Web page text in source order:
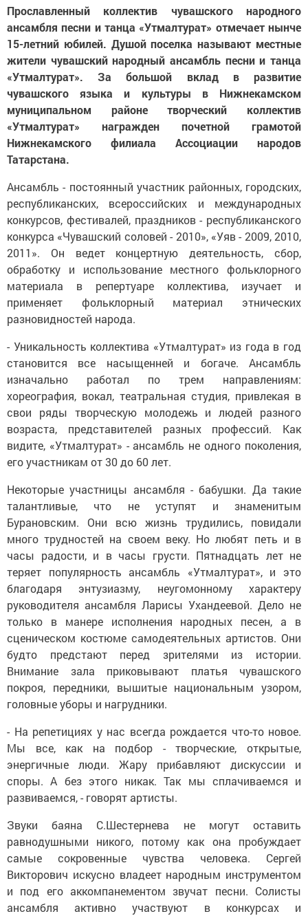
Прославленный коллектив чувашского народного
ансамбля песни и танца «Утмалтурат» отмечает нынче
15-летний юбилей. Душой поселка называют местные
жители чувашский народный ансамбль песни и танца
«Утмалтурат». За большой вклад в развитие
чувашского языка и культуры в Нижнекамском
муниципальном районе творческий коллектив
«Утмалтурат» награжден почетной грамотой
Нижнекамского филиала Ассоциации народов
Татарстана.
Ансамбль - постоянный участник районных, городских,
республиканских, всероссийских и международных
конкурсов, фестивалей, праздников - республиканского
конкурса «Чувашский соловей - 2010», «Уяв - 2009, 2010,
2011». Он ведет концертную деятельность, сбор,
обработку и использование местного фольклорного
материала в репертуаре коллектива, изучает и
применяет фольклорный материал этнических
разновидностей народа.
- Уникальность коллектива «Утмалтурат» из года в год
становится все насыщенней и богаче. Ансамбль
изначально работал по трем направлениям:
хореография, вокал, театральная студия, привлекая в
свои ряды творческую молодежь и людей разного
возраста, представителей разных профессий. Как
видите, «Утмалтурат» - ансамбль не одного поколения,
его участникам от 30 до 60 лет.
Некоторые участницы ансамбля - бабушки. Да такие
талантливые, что не уступят и знаменитым
Бурановским. Они всю жизнь трудились, повидали
много трудностей на своем веку. Но любят петь и в
часы радости, и в часы грусти. Пятнадцать лет не
теряет популярность ансамбль «Утмалтурат», и это
благодаря энтузиазму, неугомонному характеру
руководителя ансамбля Ларисы Ухандеевой. Дело не
только в манере исполнения народных песен, а в
сценическом костюме самодеятельных артистов. Они
будто предстают перед зрителями из истории.
Внимание зала приковывают платья чувашского
покроя, передники, вышитые национальным узором,
головные уборы и нагрудники.
- На репетициях у нас всегда рождается что-то новое.
Мы все, как на подбор - творческие, открытые,
энергичные люди. Жару прибавляют дискуссии и
споры. А без этого никак. Так мы сплачиваемся и
развиваемся, - говорят артисты.
Звуки баяна С.Шестернева не могут оставить
равнодушными никого, потому как она пробуждает
самые сокровенные чувства человека. Сергей
Викторович искусно владеет народным инструментом
и под его аккомпанементом звучат песни. Солисты
ансамбля активно участвуют в конкурсах и